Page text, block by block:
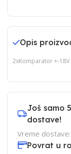
Opis
2xKomparator +-18V
Još samo
dostave!
Vreme
Povrat u